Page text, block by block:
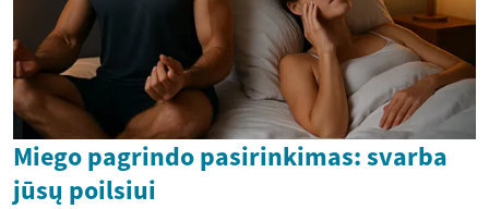
Miego pagrindo pasirinkimas: svarba
jūsų poilsiui